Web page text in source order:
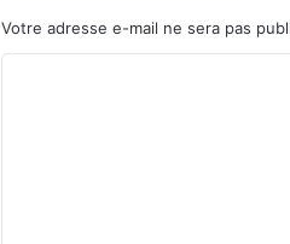
Votre adresse e-mail ne sera pas